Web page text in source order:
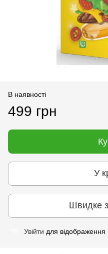
В наявності
499 грн
У
Швидке
Увійти для відображення